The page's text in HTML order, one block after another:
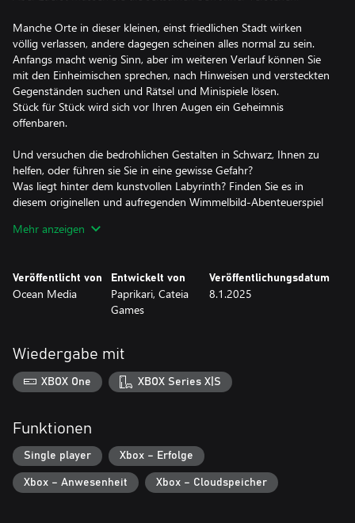
Manche Orte in dieser kleinen, einst friedlichen Stadt wirken
völlig verlassen, andere dagegen scheinen alles normal zu sein.
Anfangs macht wenig Sinn, aber im weiteren Verlauf können Sie
mit den Einheimischen sprechen, nach Hinweisen und versteckten
Gegenständen suchen und Rätsel und Minispiele lösen.
Stück für Stück wird sich vor Ihren Augen ein Geheimnis
offenbaren.
Und versuchen die bedrohlichen Gestalten in Schwarz, Ihnen zu
helfen, oder führen sie Sie in eine gewisse Gefahr?
Was liegt hinter dem kunstvollen Labyrinth? Finden Sie es in
diesem originellen und aufregenden Wimmelbild-Abenteuerspiel
Roman spielen
-HELFEN Sie der Reporterin Mary, den mysteriösen Fall zu
-ENTDECKEN Sie die mystische Stadt und ihre Orte
-Besuchen Sie Dutzende Orte
-FINDE Hinweise und löse RÄTSEL
-SUCHE nach VERSTECKTEN OBJEKTEN und Gegenständen
-VERWENDEN SIE DEN GEFÜHRTEN HINWEIS, wann immer Sie
Mehr anzeigen
Veröffentlicht von
Ocean Media
Entwickelt von
Paprikari, Cateia
Games
Veröffentlichungsdatum
8.1.2025
Wiedergabe mit
XBOX One XBOX Series X|S
Funktionen
Single player Xbox – Erfolge
Xbox – Anwesenheit Xbox – Cloudspeicher